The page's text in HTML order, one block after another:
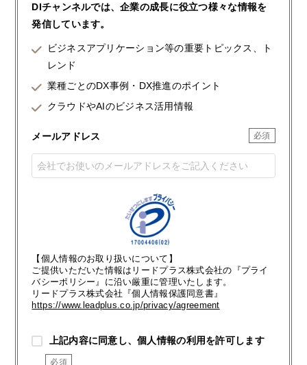
DIチャンネルでは、企業の成長に役立つ様々な情報を
発信しています。
ビジネスアプリケーション等の重要トピックス、ト
レンド
業種ごとのDX事例・DX推進のポイント
クラウドやAIのビジネス活用情報
メールアドレス
【個人情報のお取り扱いについて】
ご提供いただいた情報はリードプラス株式会社の『プライ
バシーポリシー』に沿い厳重に管理いたします。
リードプラス株式会社『個人情報保護同意書』
https://www.leadplus.co.jp/privacy/agreement
上記内容に同意し、個人情報の利用を許可します